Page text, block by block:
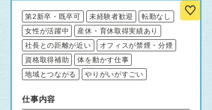
第2新卒・既卒可 未経験者歓迎
転勤なし
女性が活躍中
産休・育休取得実績あり
社長との距離が近い
オフィスが禁煙・分煙
資格取得補助
体を動かす仕事
地域とつながる
やりがいがすごい
仕事内容